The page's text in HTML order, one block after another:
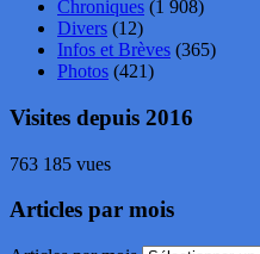
Chroniques (1 908)
Divers (12)
Infos et Brèves (365)
Photos (421)
Visites depuis 2016
763 185 vues
Articles par mois